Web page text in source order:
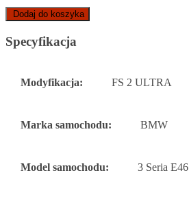
Dodaj do koszyka
Specyfikacja
Modyfikacja: FS 2 ULTRA
Marka samochodu: BMW
Model samochodu: 3 Seria E46